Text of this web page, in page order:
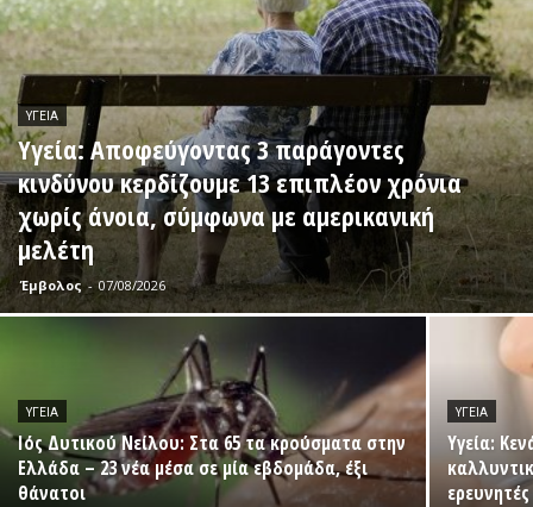
ΥΓΕΊΑ
Υγεία: Αποφεύγοντας 3 παράγοντες
κινδύνου κερδίζουμε 13 επιπλέον χρόνια
χωρίς άνοια, σύμφωνα με αμερικανική
μελέτη
Έμβολος - 07/08/2026
ΥΓΕΊΑ
Ιός Δυτικού Νείλου: Στα 65 τα κρούσματα στην
Ελλάδα – 23 νέα μέσα σε μία εβδομάδα, έξι
θάνατοι
ΥΓΕΊΑ
Υγεία:
ερευνητές